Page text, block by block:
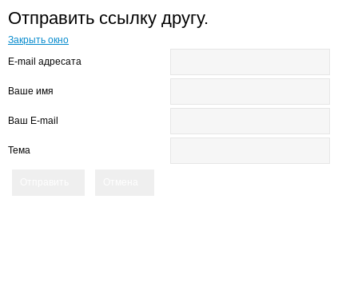
Отправить ссылку другу.
Закрыть окно
E-mail адресата
Ваше имя
Ваш E-mail
Тема